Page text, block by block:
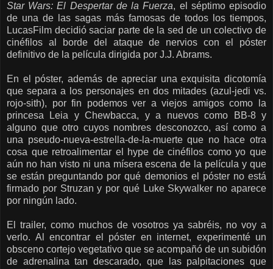
Star Wars: El Despertar de la Fuerza, el séptimo episodio
de una de las sagas más famosas de todos los tiempos,
LucasFilm decidió saciar parte de la sed de un colectivo de
cinéfilos al borde del ataque de nervios con el póster
definitivo de la película dirigida por J.J. Abrams.
En el póster, además de apreciar una exquisita dicotomía
que separa a los personajes en dos mitades (azul-jedi vs.
rojo-sith), por fin podemos ver a viejos amigos como la
princesa Leia y Chewbacca, y a nuevos como BB-8 y
alguno que otro cuyos nombres desconozco, así como a
una pseudo-nueva-estrella-de-la-muerte que no hace otra
cosa que retroalimentar el hype de cinéfilos como yo que
aún no han visto ni una mísera escena de la película y que
se están preguntando por qué demonios el póster no está
firmado por Struzan y por qué Luke Skywalker no aparece
por ningún lado.
El trailer, como muchos de vosotros ya sabréis, no voy a
verlo. Al encontrar el póster en internet, experimenté un
obsceno cortejo vegetativo que se acompañó de un subidón
de adrenalina tan descarado, que las palpitaciones que